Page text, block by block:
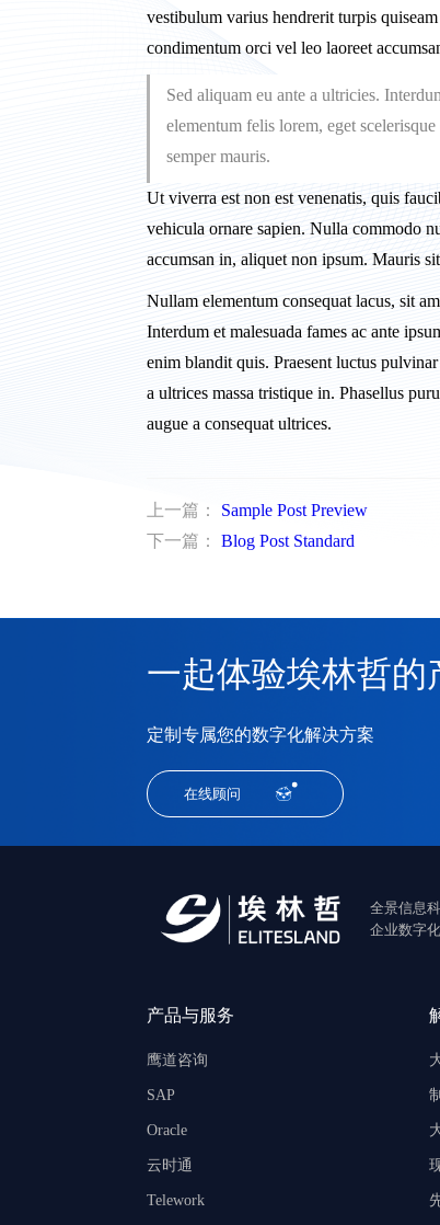
vestibulum varius hendrerit turpis
condimentum orci vel leo laoreet
Sed aliquam eu ante a ultricies.
elementum felis lorem, eget
semper mauris.
Ut viverra est non est venenatis, quis
vehicula ornare sapien. Nulla commodo
accumsan in, aliquet non ipsum. Mauris
Nullam elementum consequat lacus, sit
Interdum et malesuada fames ac ante
enim blandit quis. Praesent luctus
a ultrices massa tristique in. Phasellus
augue a consequat ultrices.
上一篇： Sample Post Preview
下一篇：Blog Post Standard
一起体验埃林哲的
定制专属您的数字化解决方案
在线顾问
全景信息
企业数字
产品与服务
鹰道咨询
SAP
Oracle
云时通
Telework